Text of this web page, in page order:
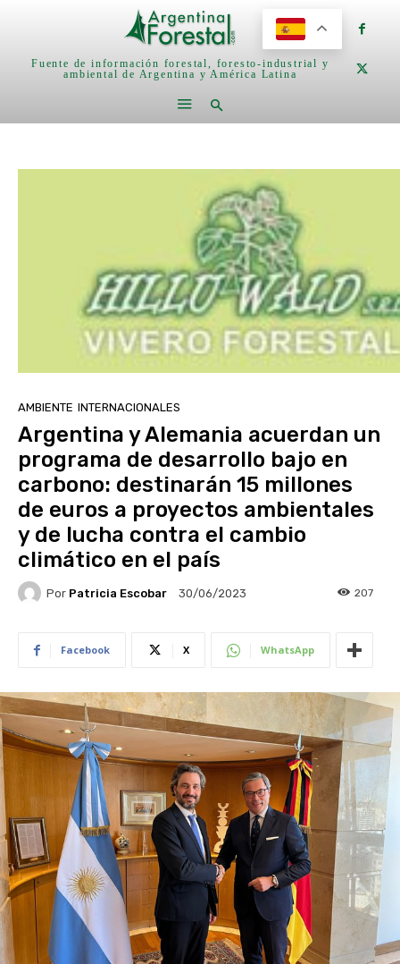
Fuente de información forestal, foresto-industrial y
ambiental de Argentina y América Latina
AMBIENTE INTERNACIONALES
Argentina y Alemania acuerdan un
programa de desarrollo bajo en
carbono: destinarán 15 millones
de euros a proyectos ambientales
y de lucha contra el cambio
climático en el país
Por Patricia Escobar 30/06/2023 207
Facebook X WhatsApp